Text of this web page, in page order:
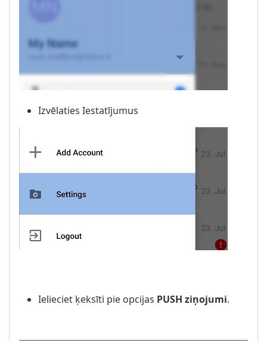
Izvēlaties Iestatījumus
Ielieciet ķeksīti pie opcijas PUSH ziņojumi.